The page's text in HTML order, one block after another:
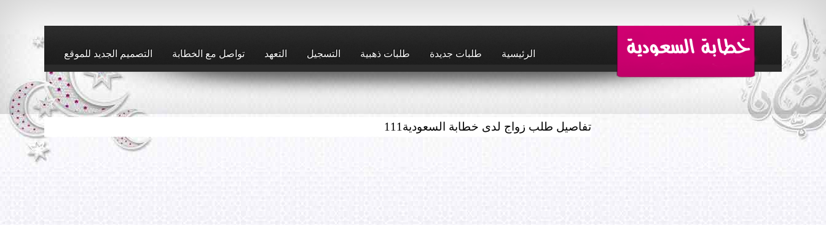
الرئيسية طلبات جديدة طلبات ذهبية التسجيل التعهد تواصل مع الخطابة التصميم الجديد للموقع
تفاصيل طلب زواج لدى خطابة السعودية 111